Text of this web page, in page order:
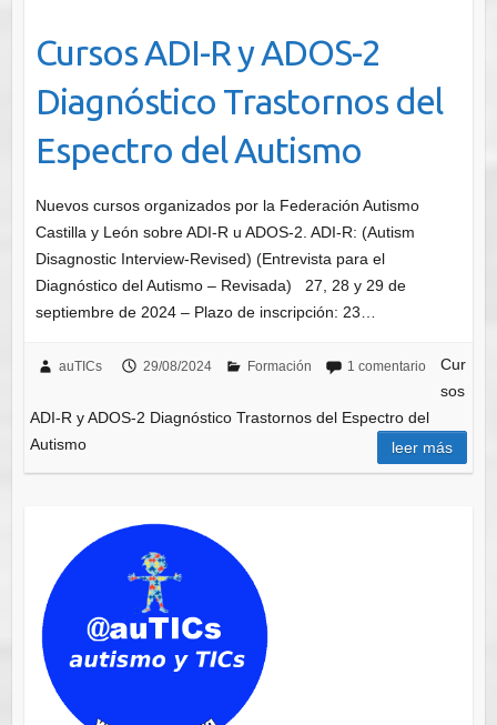
Cursos ADI-R y ADOS-2
Diagnóstico Trastornos del
Espectro del Autismo
Nuevos cursos organizados por la Federación Autismo
Castilla y León sobre ADI-R u ADOS-2. ADI-R: (Autism
Disagnostic Interview-Revised) (Entrevista para el
Diagnóstico del Autismo – Revisada) 27, 28 y 29 de
septiembre de 2024 – Plazo de inscripción: 23…
auTICs 29/08/2024 Formación 1 comentario
Cur
sos
ADI-R y ADOS-2 Diagnóstico Trastornos del Espectro del
Autismo
leer más